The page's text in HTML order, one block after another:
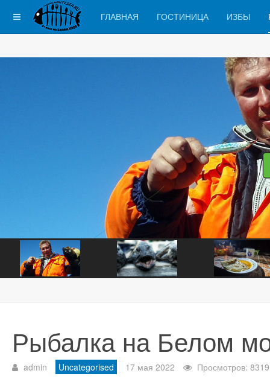
ГЛАВНАЯ ГОСТИНИЦА ИЗБЫ
Рыбалка на Белом
admin Uncategorised 17 мая 2022 Просмотров: 8319